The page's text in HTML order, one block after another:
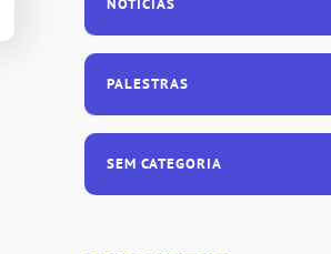
NOTÍCIAS
PALESTRAS
SEM CATEGORIA